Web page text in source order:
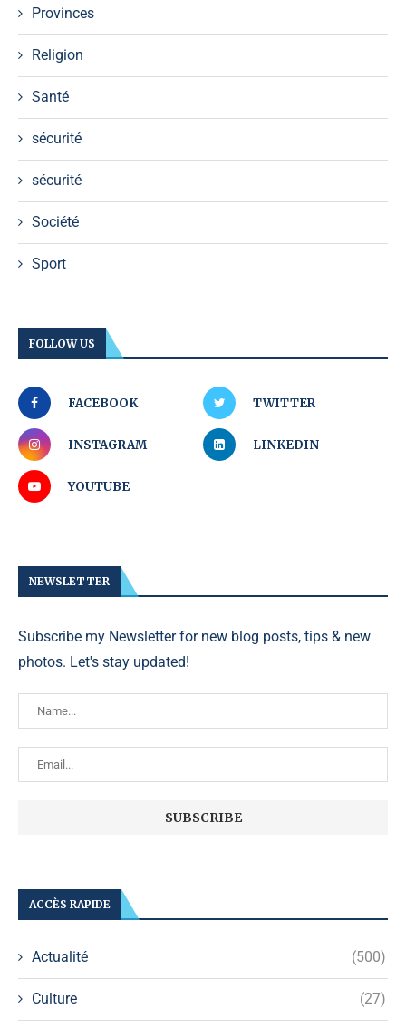
Provinces
Religion
Santé
sécurité
sécurité
Société
Sport
FOLLOW US
FACEBOOK TWITTER
INSTAGRAM LINKEDIN
YOUTUBE
NEWSLETTER
Subscribe my Newsletter for new blog posts, tips & new
photos. Let's stay updated!
ACCÈS RAPIDE
Actualité (500)
Culture (27)